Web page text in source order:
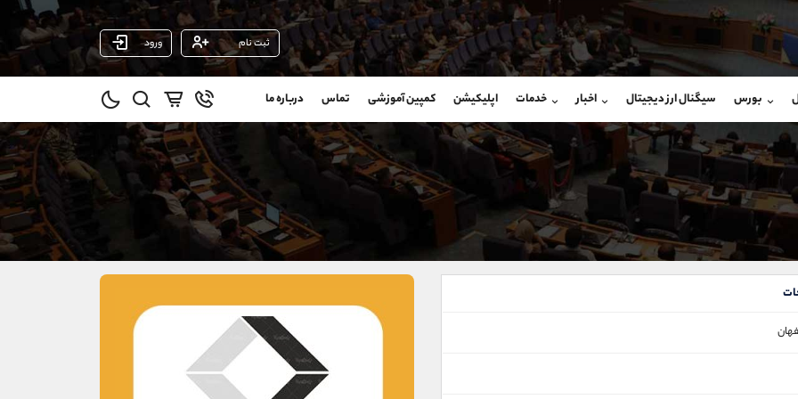
ثبت نام ورود
بورس سیگنال ارز دیجیتال اخبار خدمات اپلیکیشن کمپین آموزشی تماس درباره ما
شروع گفتگو
@Armteam_admin_33
118
شروع گفتگو
@Armteam_admin_103
داخلی 103
(ایمان پوراسماعیلی)
09927779040
واتساپ شروع گفتگو
تلگرام @Armteam_admin_por
021-22021030
90001030
@alireza.mehrabii
@alirezamehrabi_com
@alirezamehrabi_official